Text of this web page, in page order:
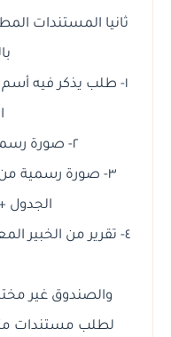
ثانيا المستندات
١- طلب يذكر فيه
٢- صورة رسمية من محضر الحادث .
٣- صورة رسمية
الجدول +
٤- تقرير من الخبير
والصندوق غير
لطلب مستندات مثل